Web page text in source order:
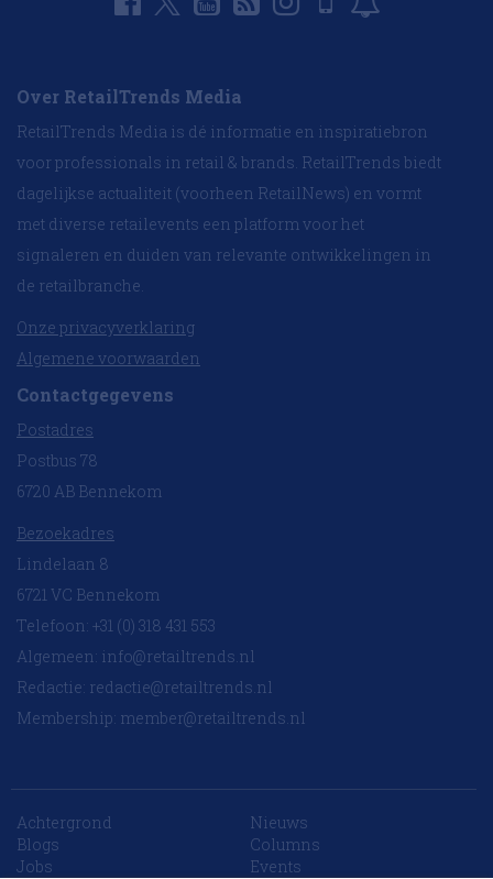
Over RetailTrends Media
RetailTrends Media is dé informatie en inspiratiebron
voor professionals in retail & brands. RetailTrends biedt
dagelijkse actualiteit (voorheen RetailNews) en vormt
met diverse retailevents een platform voor het
signaleren en duiden van relevante ontwikkelingen in
de retailbranche.
Onze privacyverklaring
Algemene voorwaarden
Contactgegevens
Postadres
Postbus 78
6720 AB Bennekom
Bezoekadres
Lindelaan 8
6721 VC Bennekom
Telefoon: +31 (0) 318 431 553
Algemeen: info@retailtrends.nl
Redactie: redactie@retailtrends.nl
Membership: member@retailtrends.nl
Achtergrond
Nieuws
Blogs
Columns
Jobs
Events
10 collega’s